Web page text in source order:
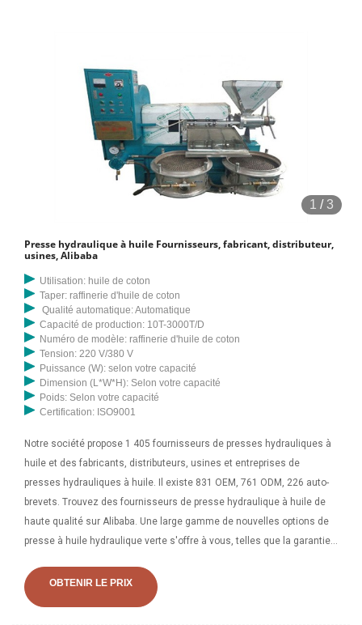
1 /3
Presse hydraulique à huile Fournisseurs, fabricant, distributeur,
usines, Alibaba
Utilisation: huile de coton
Taper: raffinerie d'huile de coton
Qualité automatique: Automatique
Capacité de production: 10T-3000T/D
Numéro de modèle: raffinerie d'huile de coton
Tension: 220 V/380 V
Puissance (W): selon votre capacité
Dimension (L*W*H): Selon votre capacité
Poids: Selon votre capacité
Certification: ISO9001
Notre société propose 1 405 fournisseurs de presses hydrauliques à
huile et des fabricants, distributeurs, usines et entreprises de
presses hydrauliques à huile. Il existe 831 OEM, 761 ODM, 226 auto-
brevets. Trouvez des fournisseurs de presse hydraulique à huile de
haute qualité sur Alibaba. Une large gamme de nouvelles options de
presse à huile hydraulique verte s'offre à vous, telles que la garantie
principaux arguments de vente.
OBTENIR LE PRIX